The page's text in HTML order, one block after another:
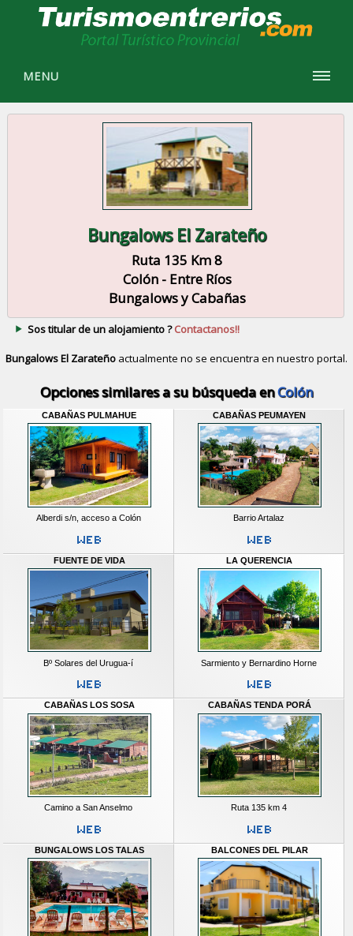
MENU
Bungalows El Zarateño
Ruta 135 Km 8
Colón - Entre Ríos
Bungalows y Cabañas
Sos titular de un alojamiento ?Contactanos!!
Bungalows El Zarateñoactualmente no se encuentra en nuestro portal.
Opciones similares a su búsqueda enColón
CABAÑAS PULMAHUE
Alberdi s/n, acceso a Colón
CABAÑAS PEUMAYEN
Barrio Artalaz
FUENTE DE VIDA
Bº Solares del Urugua-í
LA QUERENCIA
Sarmiento y Bernardino Horne
CABAÑAS LOS SOSA
Camino a San Anselmo
CABAÑAS TENDA PORÁ
Ruta 135 km 4
BUNGALOWS LOS TALAS BALCONES DEL PILAR